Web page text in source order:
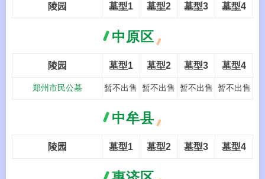
陵园 墓型1 墓型2 墓型3 墓型4
中原区
陵园 墓型1 墓型2 墓型3 墓型4
郑州市民公墓 暂不出售 暂不出售 暂不出售 暂不出售
中牟县
陵园 墓型1 墓型2 墓型3 墓型4